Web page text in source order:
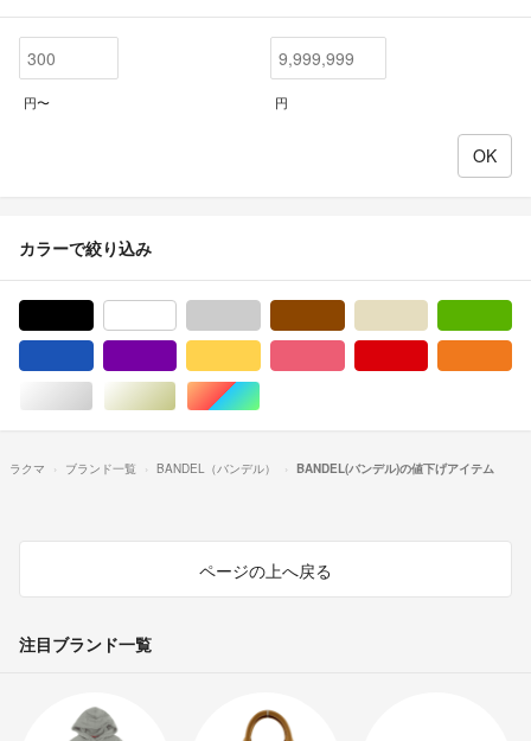
円〜 円
カラーで絞り込み
シルバー/銀色系ゴールド/金色系マルチカラー
ラクマ ブランド一覧 BANDEL（バンデル） BANDEL(バンデル)の値下げアイテム
ページの上へ戻る
注目ブランド一覧